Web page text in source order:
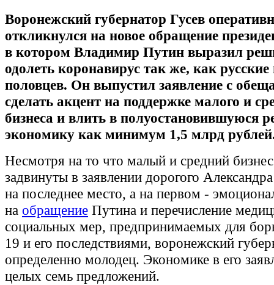
Воронежский губернатор Гусев
откликнулся на новое обращение
в котором Владимир Путин выразил
одолеть коронавирус так же, как русские
половцев. Он выпустил заявление с
сделать акцент на поддержке малого и
бизнеса и влить в полуостановившуюся
экономику как минимум 1,5 млрд
Несмотря на то что малый и средний бизнес
задвинуты в заявлении дорогого
на последнее место, а на первом -
на обращение Путина и перечисление
социальных мер, предпринимаемых для
19 и его последствиями, воронежский
определенно молодец. Экономике в его
целых семь предложений.